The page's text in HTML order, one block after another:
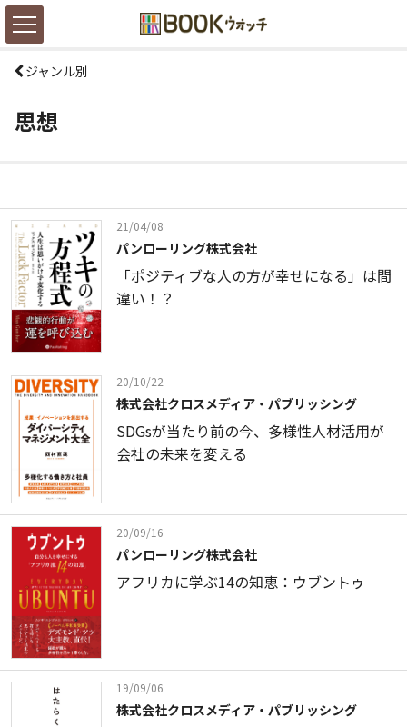
ジャンル別
思想
21/04/08
パンローリング株式会社
「ポジティブな人の方が幸せになる」は間
違い！？
20/10/22
株式会社クロスメディア・パブリッシング
SDGsが当たり前の今、多様性人材活用が
会社の未来を変える
20/09/16
パンローリング株式会社
アフリカに学ぶ14の知恵：ウブントゥ
19/09/06
株式会社クロスメディア・パブリッシング